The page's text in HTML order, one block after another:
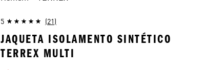
5 (21)
JAQUETA ISOLAMENTO SINTÉTICO
TERREX MULTI